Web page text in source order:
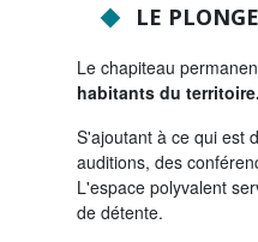
LE
Le chapiteau
habitants du territoire.
S'ajoutant à ce qui est
auditions, des
L'espace polyvalent
de détente.